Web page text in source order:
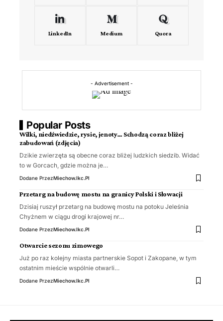
LinkedIn Medium Quora
- Advertisement -
Popular Posts
Wilki, niedźwiedzie, rysie, jenoty… Schodzą coraz bliżej
zabudowań (zdjęcia)
Dzikie zwierzęta są obecne coraz bliżej ludzkich siedzib. Widać
to w Gorcach, gdzie można je…
Dodane PrzezMiechow.ikc.pl
Przetarg na budowę mostu na granicy Polski i Słowacji
Dzisiaj ruszył przetarg na budowę mostu na potoku Jeleśnia
Chyżnem w ciągu drogi krajowej nr…
Dodane PrzezMiechow.ikc.pl
Otwarcie sezonu zimowego
Już po raz kolejny miasta partnerskie Sopot i Zakopane, w tym
ostatnim mieście wspólnie otwarli…
Dodane PrzezMiechow.ikc.pl